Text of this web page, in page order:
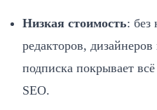
Низкая стоимость: без
редакторов,
подписка покрывает
SEO.